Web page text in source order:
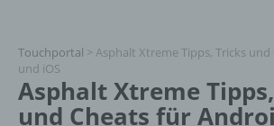
Touchportal > Asphalt Xtreme Tipps, Tricks
und iOS
Asphalt Xtreme
und Cheats für